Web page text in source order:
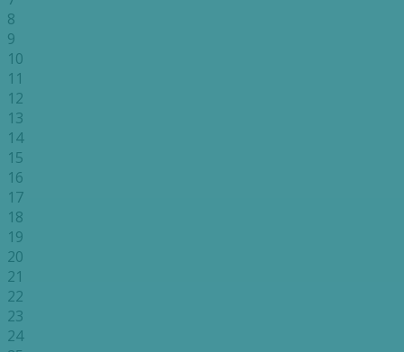
8
9
10
11
12
13
14
15
16
17
18
19
20
21
22
23
24